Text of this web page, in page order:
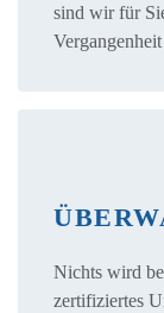
sind wir für
Nichts wird
zertifiziertes